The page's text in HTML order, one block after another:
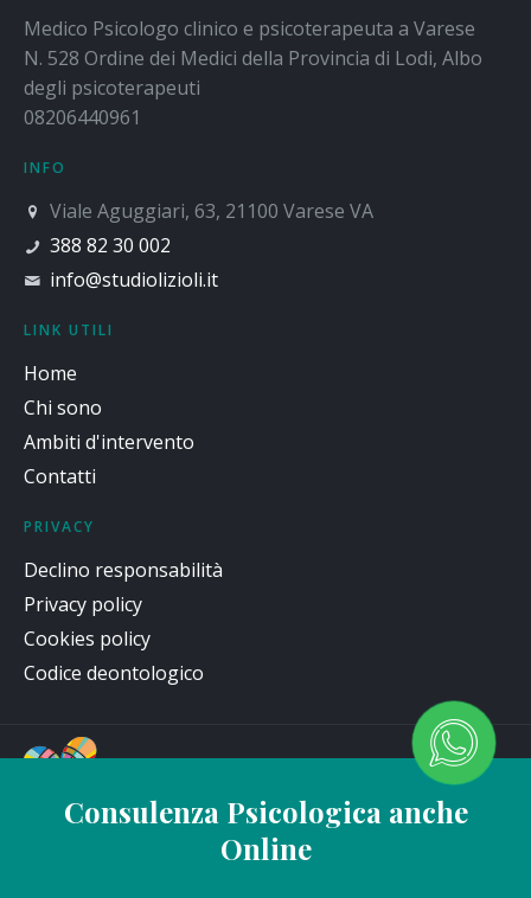
Medico Psicologo clinico e psicoterapeuta a Varese
N. 528 Ordine dei Medici della Provincia di Lodi, Albo
degli psicoterapeuti
08206440961
INFO
Viale Aguggiari, 63, 21100 Varese VA
388 82 30 002
info@studiolizioli.it
LINK UTILI
Home
Chi sono
Ambiti d'intervento
Contatti
PRIVACY
Declino responsabilità
Privacy policy
Cookies policy
Codice deontologico
Consulenza Psicologica anche
Online